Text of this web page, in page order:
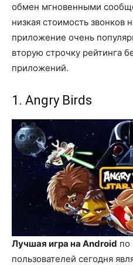
обмен мгновенными
низкая стоимость звонков
приложение очень
вторую строчку рейтинга
приложений.
1. Angry Birds
Лучшая игра на Android по
пользователей сегодня